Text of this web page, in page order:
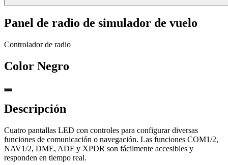
Panel de radio de simulador de vuelo
Controlador de radio
Color Negro
Descripción
Cuatro pantallas LED con controles para configurar diversas
funciones de comunicación o navegación. Las funciones COM1/2,
NAV1/2, DME, ADF y XPDR son fácilmente accesibles y
responden en tiempo real.